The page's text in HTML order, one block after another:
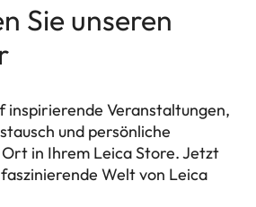
Sie unseren
inspirierende Veranstaltungen,
und persönliche
in Ihrem Leica Store. Jetzt
Welt von Leica